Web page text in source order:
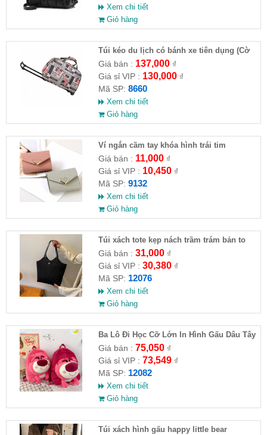
Xem chi tiết
Giỏ hàng
Túi kéo du lịch có bánh xe tiên dụng (Cờ
Mỹ & báo retro)
Giá bán : 137,000₫
Giá sỉ VIP : 130,000₫
Mã SP: 8660
Xem chi tiết
Giỏ hàng
Ví ngắn cầm tay khóa hình trái tim
Giá bán : 11,000₫
Giá sỉ VIP : 10,450₫
Mã SP: 9132
Xem chi tiết
Giỏ hàng
Túi xách tote kẹp nách trầm trám bản to
mẫu HOT 2023
Giá bán : 31,000₫
Giá sỉ VIP : 30,380₫
Mã SP: 12076
Xem chi tiết
Giỏ hàng
Ba Lô Đi Học Cỡ Lớn In Hình Gấu Dâu Tây
Giá bán : 75,050₫
Giá sỉ VIP : 73,549₫
Mã SP: 12082
Xem chi tiết
Giỏ hàng
Túi xách hình gấu happy little bear